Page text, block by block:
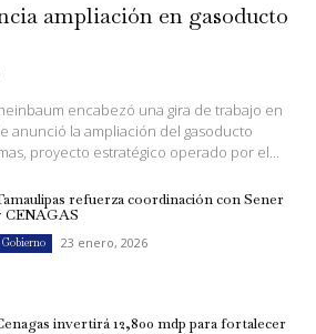
ampliación en gasoducto
encabezó una gira de trabajo en
anunció la ampliación del gasoducto
proyecto estratégico operado por el...
refuerza coordinación con Sener
CENAGAS
Gobierno 23 enero, 2026
invertirá 12,800 mdp para fortalecer